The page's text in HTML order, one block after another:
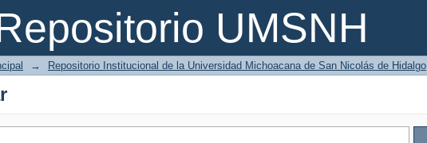
UMSNH
→ Repositorio Institucional de la Universidad Michoacana de San Nicolás de Hidalgo